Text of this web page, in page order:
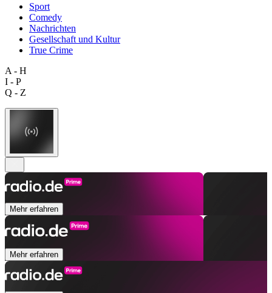
Sport
Comedy
Nachrichten
Gesellschaft und Kultur
True Crime
A - H
I - P
Q - Z
Mehr erfahren
Mehr erfahren